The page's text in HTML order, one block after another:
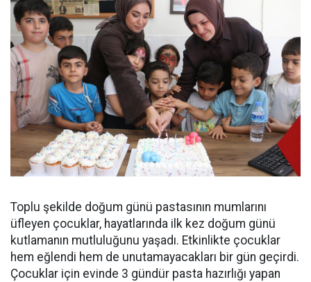
Toplu şekilde doğum günü pastasının mumlarını
üfleyen çocuklar, hayatlarında ilk kez doğum günü
kutlamanın mutluluğunu yaşadı. Etkinlikte çocuklar
hem eğlendi hem de unutamayacakları bir gün geçirdi.
Çocuklar için evinde 3 gündür pasta hazırlığı yapan